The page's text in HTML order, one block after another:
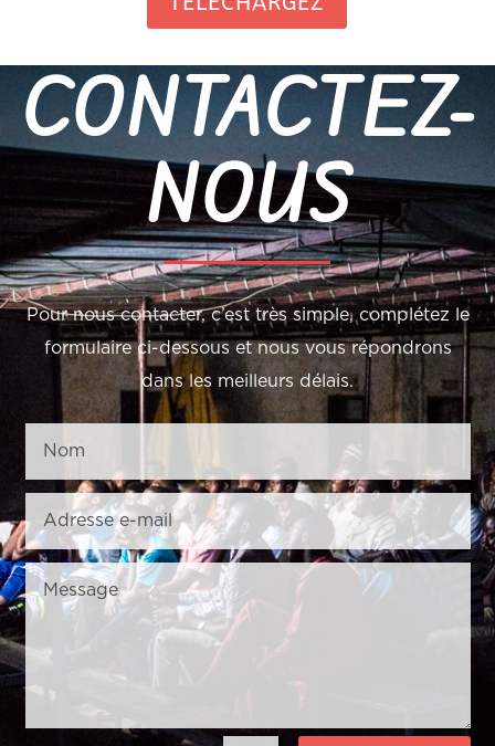
CONTACTEZ-
NOUS
Pour nous contacter, c’est très simple, complétez le
formulaire ci-dessous et nous vous répondrons
dans les meilleurs délais.